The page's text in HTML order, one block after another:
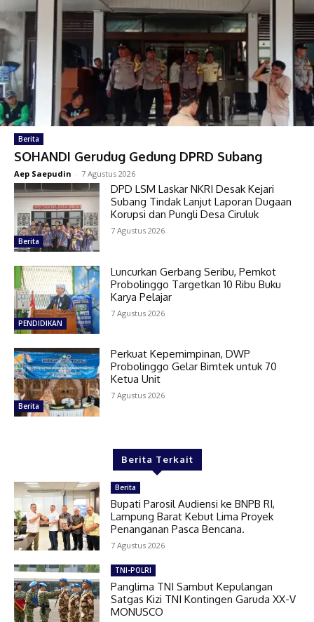
Berita
SOHANDI Gerudug Gedung DPRD Subang
Aep Saepudin - 7 Agustus 2026
Berita
DPD LSM Laskar NKRI Desak Kejari
Subang Tindak Lanjut Laporan Dugaan
Korupsi dan Pungli Desa Ciruluk
7 Agustus 2026
PENDIDIKAN
Luncurkan Gerbang Seribu, Pemkot
Probolinggo Targetkan 10 Ribu Buku
Karya Pelajar
7 Agustus 2026
Berita
Perkuat Kepemimpinan, DWP
Probolinggo Gelar Bimtek untuk 70
Ketua Unit
7 Agustus 2026
Berita Terkait
Berita
Bupati Parosil Audiensi ke BNPB RI,
Lampung Barat Kebut Lima Proyek
Penanganan Pasca Bencana.
7 Agustus 2026
TNI-POLRI
Panglima TNI Sambut Kepulangan
Satgas Kizi TNI Kontingen Garuda XX-V
MONUSCO